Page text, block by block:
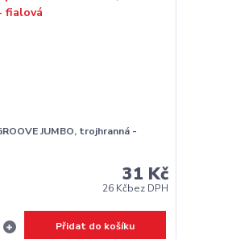
JUMBO, trojhranná -
31 Kč
26 Kčbez DPH
Přidat do košíku